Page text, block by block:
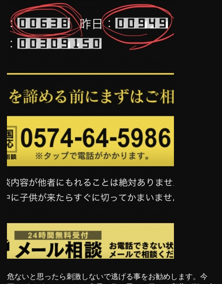
危ないと思ったら刺激しないで逃げる事をお勧めします。今